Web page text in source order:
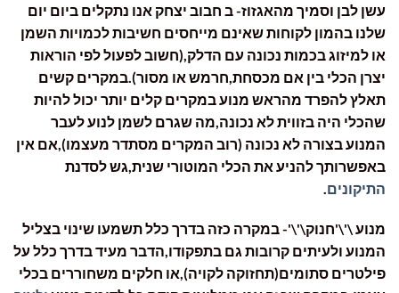
עשן לבן וסמיך מהאגזוז- ב חבוב יצחק אנו נתקלים ביום יום
שלנו בהמון לקוחות שאינם מייחסים חשיבות לכמויות השמן
או למיזוג בכמות נכונה עם הדלק,(חשוב לפעול לפי הוראות
יצרן הכלי בין אם מכסחת,חרמש או מסור).במקרים קשים
תאלץ להפרד מהראש מנוע במקרים קלים יותר יכול להיות
שהכלי היה בזווית לא נכונה,מה שגרם לשמן לנוע לעבר
המנוע בצורה לא נכונה (רוב המקרים מסתדר מעצמו),אם אין
באפשרותך להניע את הכלי המוטורי שנית,גש לסדנת
התיקונים
מנוע \'\'חנוק\'\'- במקרה כזה בדרך כלל תשמעו שינוי בצליל
המנוע ולעיתים קרובות גם בתפקודו,הדבר מעיד בדרך כלל על
פילטרים סתומים(תחזוקה לקויה),או חלקים משחוררים בכלי